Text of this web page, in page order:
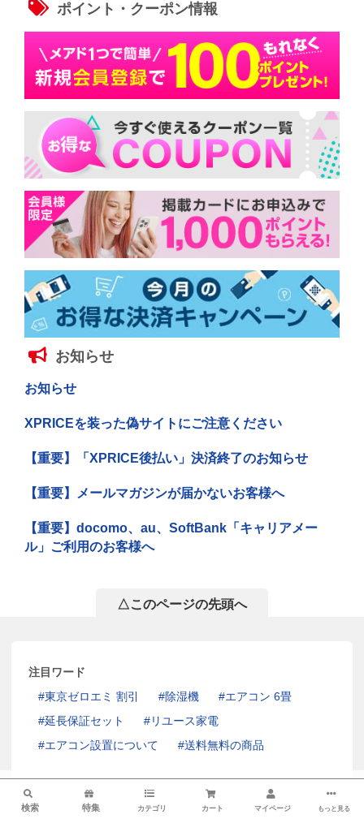
ポイント・クーポン情報
お知らせ
お知らせ
XPRICEを装った偽サイトにご注意ください
【重要】「XPRICE後払い」決済終了のお知らせ
【重要】メールマガジンが届かないお客様へ
【重要】docomo、au、SoftBank「キャリアメー
ル」ご利用のお客様へ
△このページの先頭へ
注目ワード
東京ゼロエミ 割引
除湿機
エアコン 6畳
延長保証セット
リユース家電
エアコン設置について
送料無料の商品
検索 特集 カテゴリ カート マイページ もっと見る
検索